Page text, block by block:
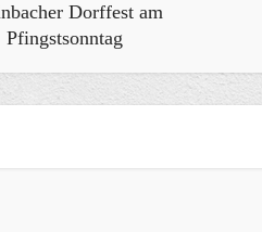
Dorffest am
Pfingstsonntag